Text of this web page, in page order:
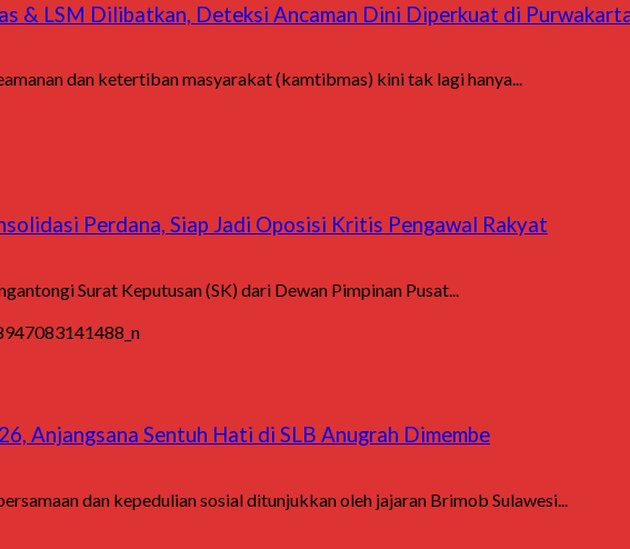
& LSM Dilibatkan, Deteksi Ancaman Dini Diperkuat di
dan ketertiban masyarakat (kamtibmas) kini tak lagi hanya...
Perdana, Siap Jadi Oposisi Kritis Pengawal Rakyat
Surat Keputusan (SK) dari Dewan Pimpinan Pusat...
Anjangsana Sentuh Hati di SLB Anugrah Dimembe
dan kepedulian sosial ditunjukkan oleh jajaran Brimob Sulawesi...